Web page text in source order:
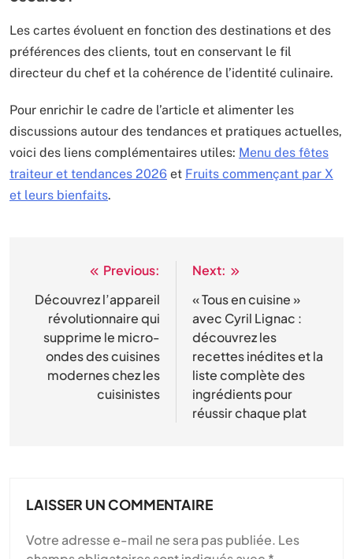
Les cartes évoluent en fonction des destinations et des
préférences des clients, tout en conservant le fil
directeur du chef et la cohérence de l’identité culinaire.
Pour enrichir le cadre de l’article et alimenter les
discussions autour des tendances et pratiques actuelles,
voici des liens complémentaires utiles: Menu des fêtes
traiteur et tendances 2026 et Fruits commençant par X
et leurs bienfaits.
Navigation
de
l’article
Previous:
Découvrez l’appareil
révolutionnaire qui
supprime le micro-
ondes des cuisines
modernes chez les
cuisinistes
Next:
« Tous en cuisine »
avec Cyril Lignac :
découvrez les
recettes inédites et la
liste complète des
ingrédients pour
réussir chaque plat
LAISSER UN COMMENTAIRE
Votre adresse e-mail ne sera pas publiée. Les